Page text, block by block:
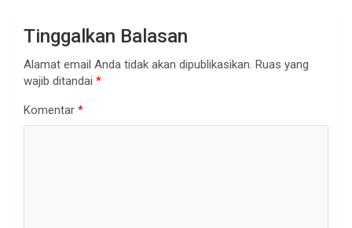
Tinggalkan Balasan
Alamat email Anda tidak akan dipublikasikan. Ruas yang
wajib ditandai *
Komentar *